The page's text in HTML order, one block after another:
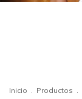
Inicio . Productos .